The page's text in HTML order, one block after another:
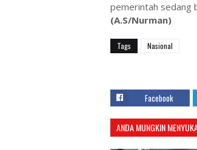
pemerintah sedang
(A.S/Nurman)
Tags Nasional
Facebook
ANDA MUNGKIN